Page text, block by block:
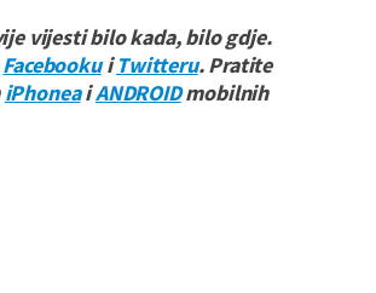
vijesti bilo kada, bilo gdje.
FacebookuiTwitteru. Pratite
iPhoneaiANDROIDmobilnih